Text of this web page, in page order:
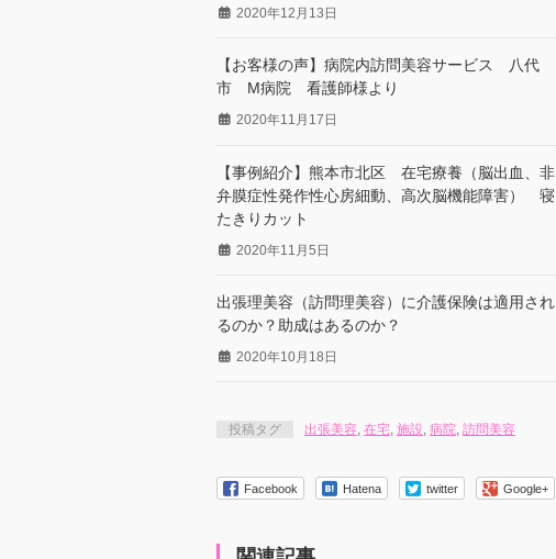
2020年12月13日
【お客様の声】病院内訪問美容サービス 八代
市 M病院 看護師様より
2020年11月17日
【事例紹介】熊本市北区 在宅療養（脳出血、非
弁膜症性発作性心房細動、高次脳機能障害） 寝
たきりカット
2020年11月5日
出張理美容（訪問理美容）に介護保険は適用され
るのか？助成はあるのか？
2020年10月18日
投稿タグ 出張美容, 在宅, 施設, 病院, 訪問美容
Facebook Hatena twitter Google+